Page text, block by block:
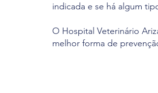
indicada e se há algum
O Hospital Veterinário
melhor forma de